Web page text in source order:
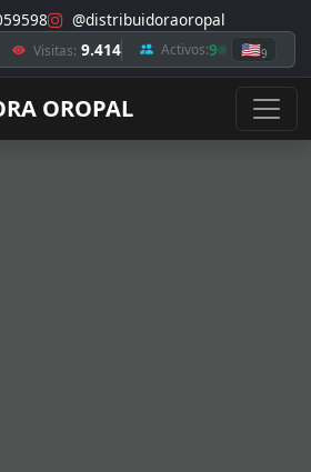
@distribuidoraoropal
Visitas: 9.414 Activos:9 🇺🇸9
OROPAL